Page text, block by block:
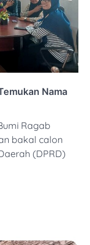
Nama
Ragab
bakal calon
(DPRD)